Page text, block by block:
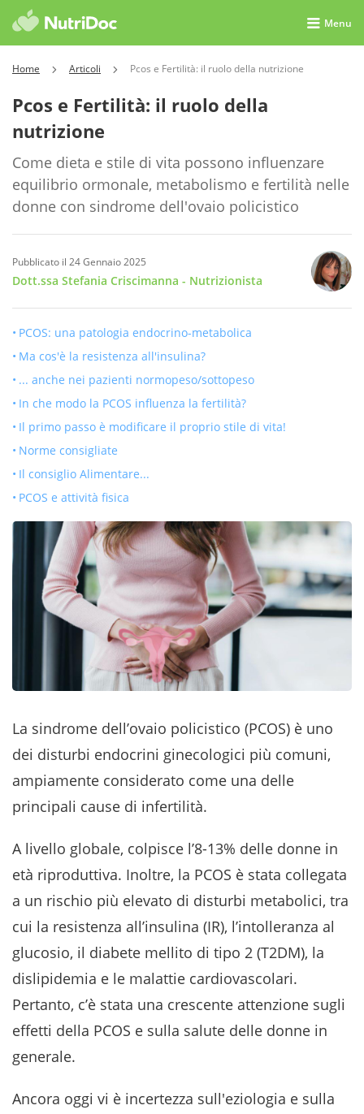
Menu
Home Articoli Pcos e Fertilità: il ruolo della nutrizione
Pcos e Fertilità: il ruolo della
nutrizione
Come dieta e stile di vita possono influenzare
equilibrio ormonale, metabolismo e fertilità nelle
donne con sindrome dell'ovaio policistico
Pubblicato il 24 Gennaio 2025
Dott.ssa Stefania Criscimanna - Nutrizionista
PCOS: una patologia endocrino-metabolica
Ma cos'è la resistenza all'insulina?
... anche nei pazienti normopeso/sottopeso
In che modo la PCOS influenza la fertilità?
Il primo passo è modificare il proprio stile di vita!
Norme consigliate
Il consiglio Alimentare...
PCOS e attività fisica
La sindrome dell’ovaio policistico (PCOS) è uno
dei disturbi endocrini ginecologici più comuni,
ampiamente considerato come una delle
principali cause di infertilità.
A livello globale, colpisce l’8-13% delle donne in
età riproduttiva. Inoltre, la PCOS è stata collegata
a un rischio più elevato di disturbi metabolici, tra
cui la resistenza all’insulina (IR), l’intolleranza al
glucosio, il diabete mellito di tipo 2 (T2DM), la
dislipidemia e le malattie cardiovascolari.
Pertanto, c’è stata una crescente attenzione sugli
effetti della PCOS e sulla salute delle donne in
generale.
Ancora oggi vi è incertezza sull'eziologia e sulla